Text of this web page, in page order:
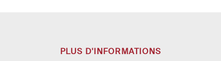
PLUS D'INFORMATIONS